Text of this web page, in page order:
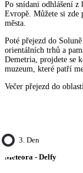
Po snídani odhlášení
Evropě. Můžete si zde
města.
Poté přejezd do
orientálních trhů a
Demetria, projdete se
muzeum, které patří
Večer přejezd do
3. Den
Meteora - Delfy